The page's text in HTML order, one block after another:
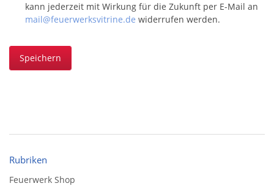
kann jederzeit mit Wirkung für die Zukunft per E-Mail an
mail@feuerwerksvitrine.de widerrufen werden.
Speichern
Rubriken
Feuerwerk Shop